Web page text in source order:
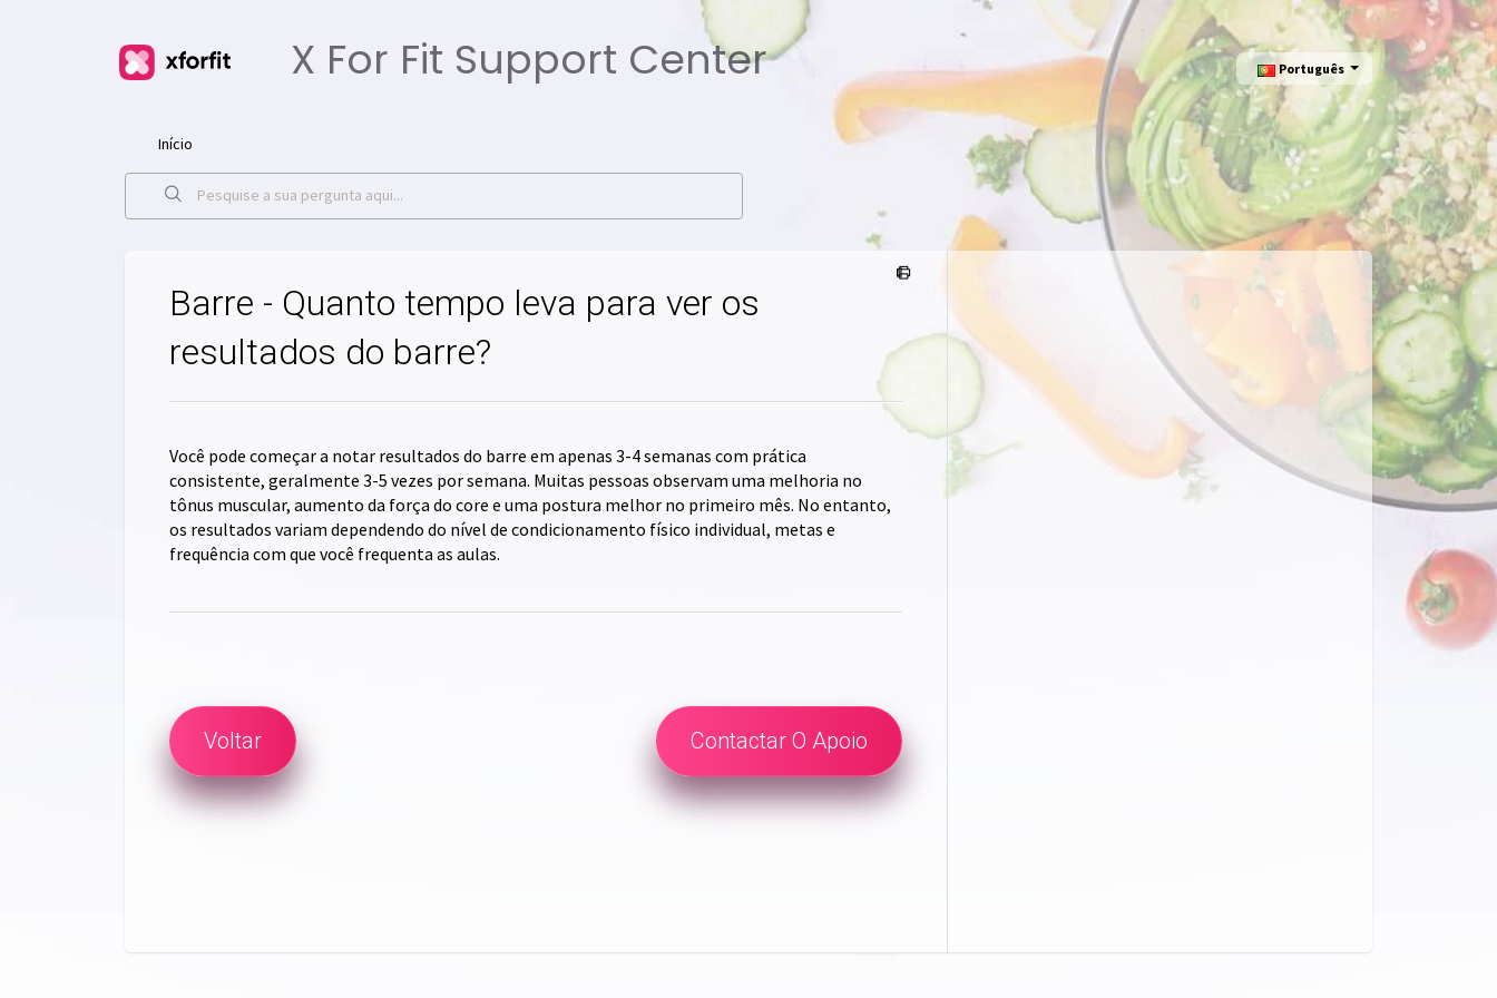
X For Fit Support Center Português
Início
Barre - Quanto tempo leva para ver os
resultados do barre?
Você pode começar a notar resultados do barre em apenas 3-4 semanas com prática
consistente, geralmente 3-5 vezes por semana. Muitas pessoas observam uma melhoria no
tônus muscular, aumento da força do core e uma postura melhor no primeiro mês. No entanto,
os resultados variam dependendo do nível de condicionamento físico individual, metas e
frequência com que você frequenta as aulas.
Voltar Contactar O Apoio